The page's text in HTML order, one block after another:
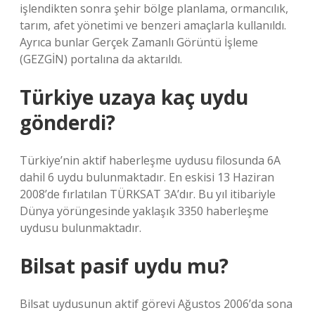
işlendikten sonra şehir bölge planlama, ormancılık,
tarım, afet yönetimi ve benzeri amaçlarla kullanıldı.
Ayrıca bunlar Gerçek Zamanlı Görüntü İşleme
(GEZGİN) portalına da aktarıldı.
Türkiye uzaya kaç uydu
gönderdi?
Türkiye’nin aktif haberleşme uydusu filosunda 6A
dahil 6 uydu bulunmaktadır. En eskisi 13 Haziran
2008’de fırlatılan TÜRKSAT 3A’dır. Bu yıl itibariyle
Dünya yörüngesinde yaklaşık 3350 haberleşme
uydusu bulunmaktadır.
Bilsat pasif uydu mu?
Bilsat uydusunun aktif görevi Ağustos 2006’da sona